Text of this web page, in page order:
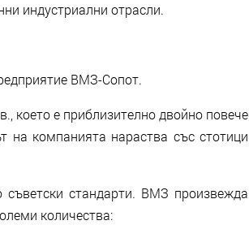
индустриални отрасли.
ВМЗ-Сопот.
което е приблизително двойно повече
на компанията нараства със стотици
стандарти. ВМЗ произвежда
количества: